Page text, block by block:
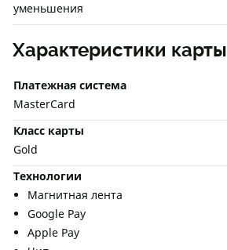
уменьшения
Характеристики карты
Платежная система
MasterCard
Класс карты
Gold
Технологии
Магнитная лента
Google Pay
Apple Pay